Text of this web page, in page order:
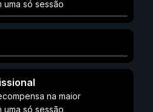
só sessão
na maior
só sessão